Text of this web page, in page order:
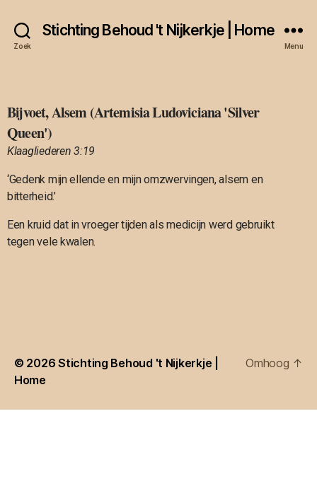
Zoek
Stichting Behoud 't Nijkerkje | Home
Menu
Bijvoet, Alsem (Artemisia Ludoviciana 'Silver
Queen')
Klaagliederen 3:19
‘Gedenk mijn ellende en mijn omzwervingen, alsem en
bitterheid.’
Een kruid dat in vroeger tijden als medicijn werd gebruikt
tegen vele kwalen.
© 2026Stichting Behoud 't Nijkerkje |
Home
Omhoog ↑